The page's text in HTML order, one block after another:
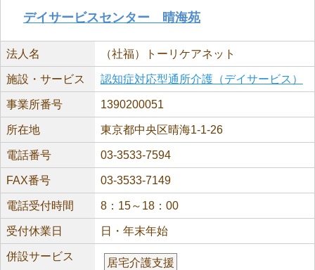
デイサービスセンター 晴海苑
法人名 （社福）トーリケアネット
施設・サービス 認知症対応型通所介護（デイサービス）
事業所番号 1390200051
所在地 東京都中央区晴海1-1-26
電話番号 03-3533-7594
FAX番号 03-3533-7149
電話受付時間 8：15～18：00
受付休業日 日・年末年始
併設サービス
居宅介護支援